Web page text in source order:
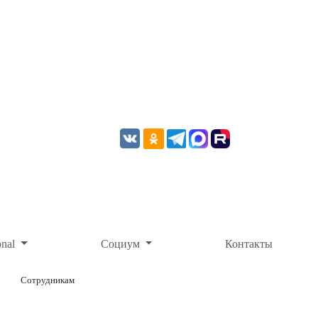
Социум Контакты
Сотрудникам